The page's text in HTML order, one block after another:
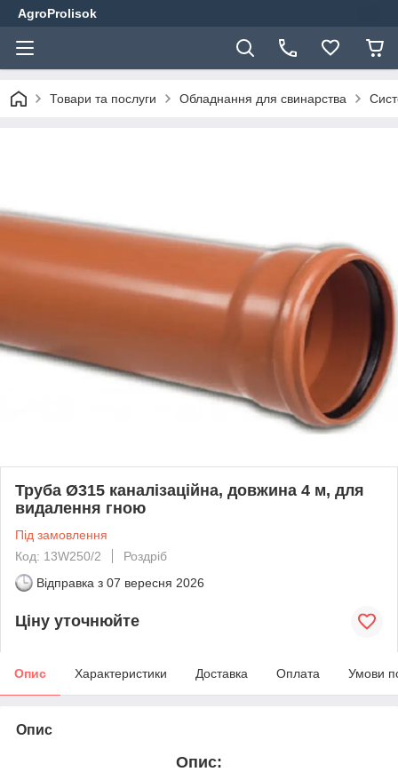
AgroProlisok
Товари та послуги Обладнання для свинарства
Труба Ø315 каналізаційна, довжина 4 м, для
видалення гною
Під замовлення
Код: 13W250/2
Роздріб
Відправка з 07 вересня 2026
Ціну уточнюйте
Опис Характеристики Доставка Оплата Умови
Опис
Опис: